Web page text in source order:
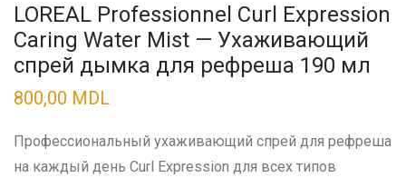
LOREAL Professionnel Curl Expression
Caring Water Mist — Ухаживающий
спрей дымка для рефреша 190 мл
800,00 MDL
Профессиональный ухаживающий спрей для рефреша
на каждый день Curl Expression для всех типов